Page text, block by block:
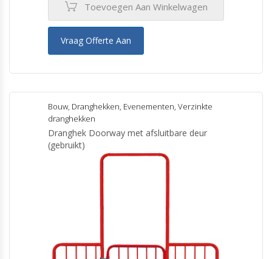
Toevoegen Aan Winkelwagen
Vraag Offerte Aan
Bouw, Dranghekken, Evenementen, Verzinkte
dranghekken
Dranghek Doorway met afsluitbare deur
(gebruikt)